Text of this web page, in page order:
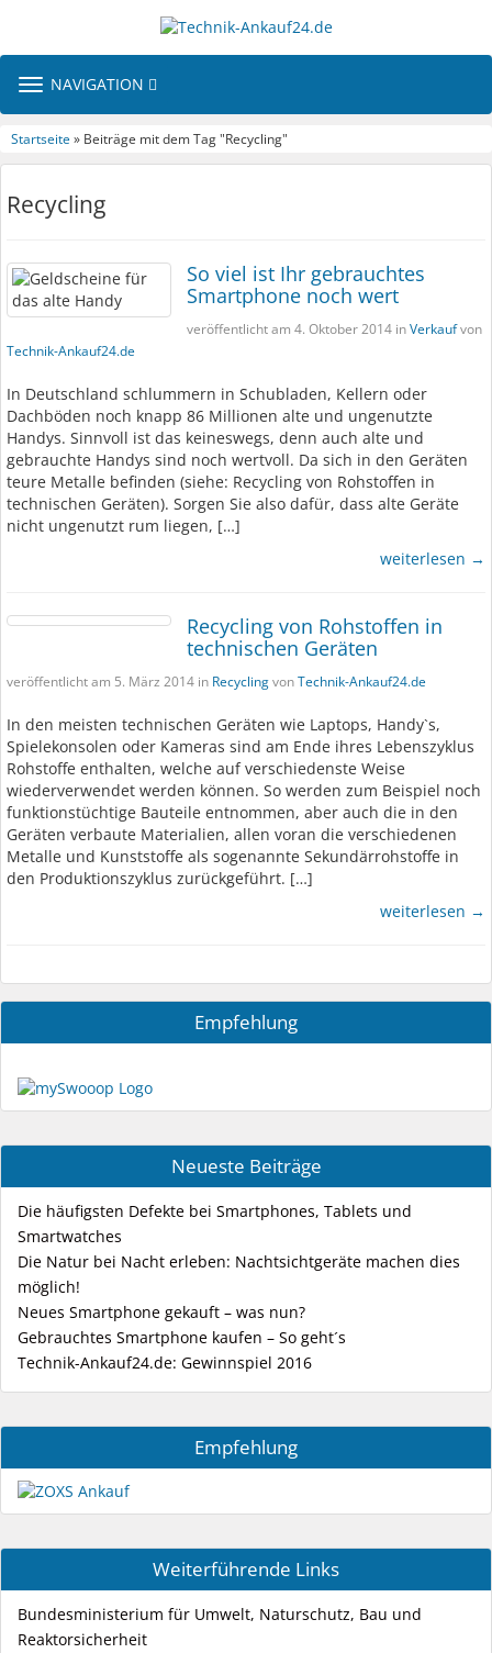
TOGGLE
NAVIGATION
Startseite» Beiträge mit dem Tag "Recycling"
Recycling
So viel ist Ihr gebrauchtes
Smartphone noch wert
veröffentlicht am 4. Oktober 2014 inVerkaufvon
Technik-Ankauf24.de
In Deutschland schlummern in Schubladen, Kellern oder
Dachböden noch knapp 86 Millionen alte und ungenutzte
Handys. Sinnvoll ist das keineswegs, denn auch alte und
gebrauchte Handys sind noch wertvoll. Da sich in den Geräten
teure Metalle befinden (siehe: Recycling von Rohstoffen in
technischen Geräten). Sorgen Sie also dafür, dass alte Geräte
nicht ungenutzt rum liegen, […]
weiterlesen →
Recycling von Rohstoffen in
technischen Geräten
veröffentlicht am 5. März 2014 in RecyclingvonTechnik-Ankauf24.de
In den meisten technischen Geräten wie Laptops, Handy`s,
Spielekonsolen oder Kameras sind am Ende ihres Lebenszyklus
Rohstoffe enthalten, welche auf verschiedenste Weise
wiederverwendet werden können. So werden zum Beispiel noch
funktionstüchtige Bauteile entnommen, aber auch die in den
Geräten verbaute Materialien, allen voran die verschiedenen
Metalle und Kunststoffe als sogenannte Sekundärrohstoffe in
den Produktionszyklus zurückgeführt. […]
weiterlesen →
Empfehlung
Neueste Beiträge
Die häufigsten Defekte bei Smartphones, Tablets und
Smartwatches
Die Natur bei Nacht erleben: Nachtsichtgeräte machen dies
möglich!
Neues Smartphone gekauft – was nun?
Gebrauchtes Smartphone kaufen – So geht´s
Technik-Ankauf24.de: Gewinnspiel 2016
Empfehlung
Weiterführende Links
Bundesministerium für Umwelt, Naturschutz, Bau und
Reaktorsicherheit